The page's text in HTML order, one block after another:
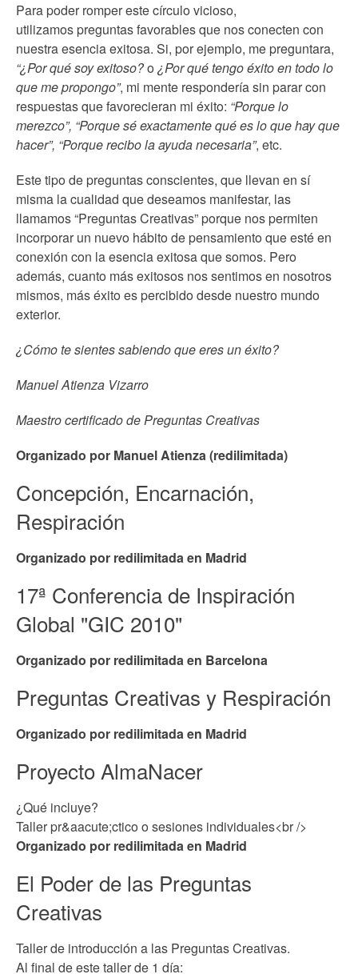
Para poder romper este círculo vicioso,
utilizamos preguntas favorables que nos conecten con
nuestra esencia exitosa. Si, por ejemplo, me preguntara,
“¿Por qué soy exitoso?o ¿Por qué tengo éxito en todo lo
que me propongo”, mi mente respondería sin parar con
respuestas que favorecieran mi éxito: “Porque lo
merezco”, “Porque sé exactamente qué es lo que hay que
hacer”, “Porque recibo la ayuda necesaria”, etc.
Este tipo de preguntas conscientes, que llevan en sí
misma la cualidad que deseamos manifestar, las
llamamos “Preguntas Creativas” porque nos permiten
incorporar un nuevo hábito de pensamiento que esté en
conexión con la esencia exitosa que somos. Pero
además, cuanto más exitosos nos sentimos en nosotros
mismos, más éxito es percibido desde nuestro mundo
exterior.
¿Cómo te sientes sabiendo que eres un éxito?
Manuel Atienza Vizarro
Maestro certificado de Preguntas Creativas
Organizado por Manuel Atienza (redilimitada)
Concepción, Encarnación,
Respiración
Organizado por redilimitada en Madrid
17ª Conferencia de Inspiración
Global "GIC 2010"
Organizado por redilimitada en Barcelona
Preguntas Creativas y Respiración
Organizado por redilimitada en Madrid
Proyecto AlmaNacer
¿Qué incluye?
Taller pr&aacute;ctico o sesiones individuales<br />
Organizado por redilimitada en Madrid
El Poder de las Preguntas
Creativas
Taller de introducción a las Preguntas Creativas.
Al final de este taller de 1 día: